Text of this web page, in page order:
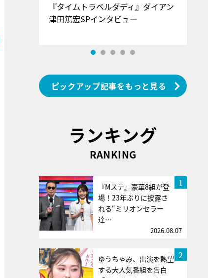
『タイムトラベルダディ』ダイアン
津田篤宏SPインタビュー
ピックアップ記事をもっと見る
ランキング
RANKING
1
『Mステ』豪華8組が登
場！23年ぶりに披露さ
れる“ミリオンセラー
達…
2026.08.07
2
ゆうちゃみ、出演を熱望
する大人気番組を告白